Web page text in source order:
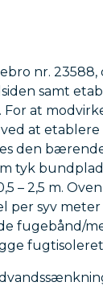
nr. 23588,
samt
at
at etablere
den
tyk
– 2,5 m.
per syv
fugebånd/